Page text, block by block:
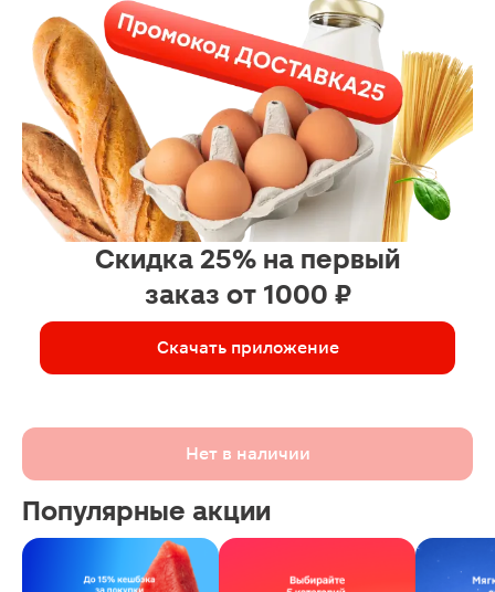
Скидка 25% на первый
заказ от 1000 ₽
Скачать приложение
Нет в наличии
Популярные акции